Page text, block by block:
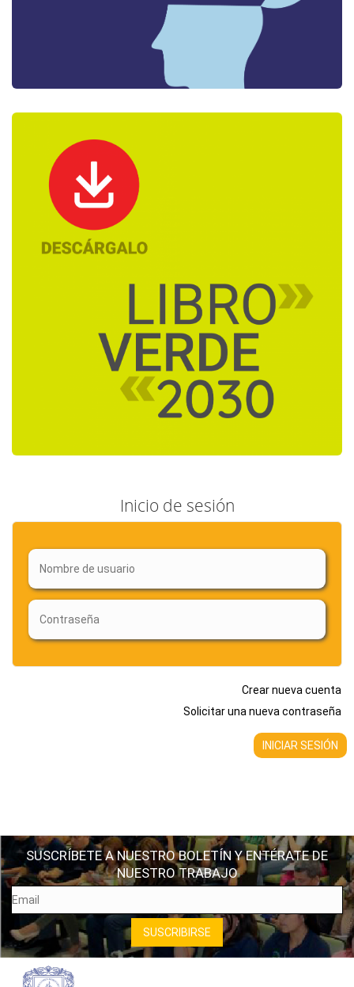
Inicio de sesión
Crear nueva cuenta
Solicitar una nueva contraseña
SUSCRÍBETE A NUESTRO BOLETÍN Y ENTÉRATE DE
NUESTRO TRABAJO